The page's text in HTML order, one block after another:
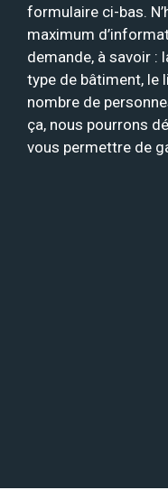
formulaire ci-bas.
maximum
demande, à savoir :
type de bâtiment, le
nombre de
ça, nous pourrons
vous permettre de